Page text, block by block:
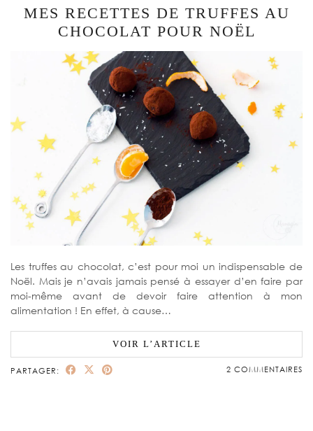
MES RECETTES DE TRUFFES AU
CHOCOLAT POUR NOËL
Les truffes au chocolat, c’est pour moi un indispensable de
Noël. Mais je n’avais jamais pensé à essayer d’en faire par
moi-même avant de devoir faire attention à mon
alimentation ! En effet, à cause…
VOIR L’ARTICLE
PARTAGER: 2 COMMENTAIRES